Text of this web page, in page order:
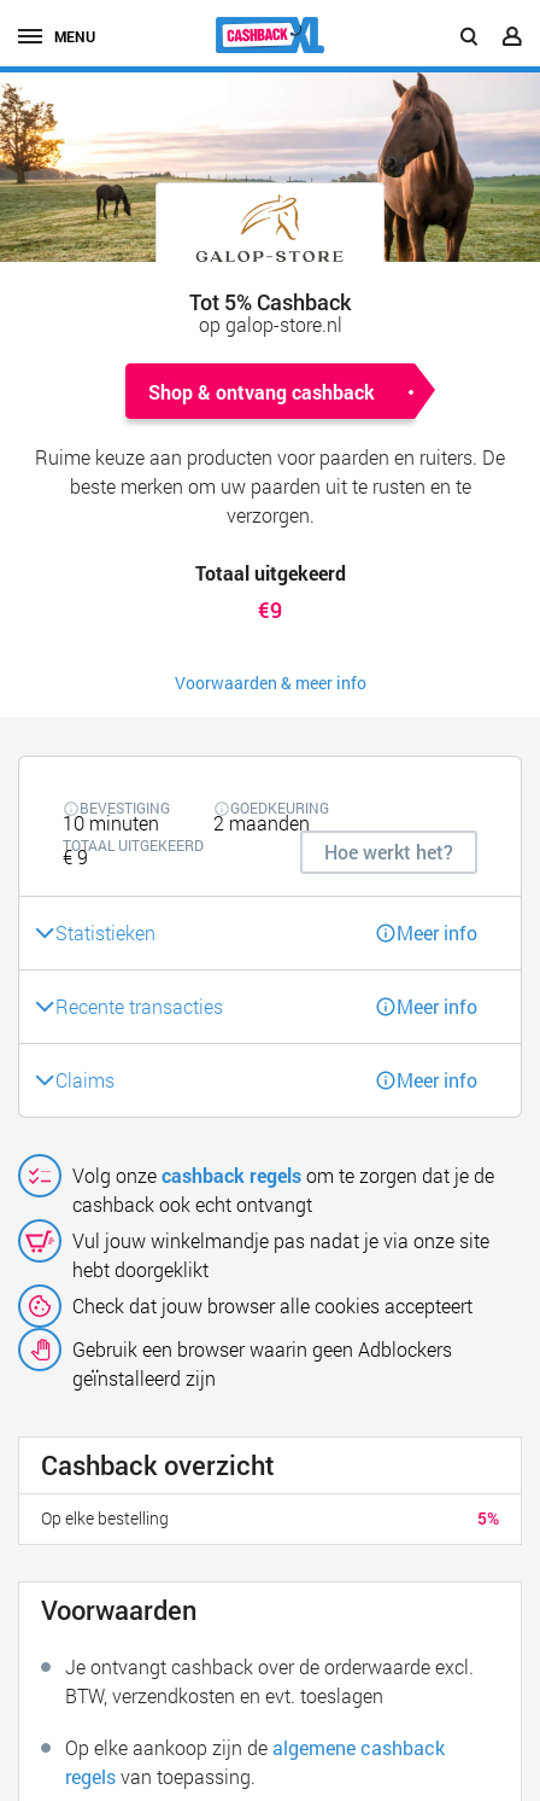
MENU
Tot 5% Cashback
op galop-store.nl
Shop & ontvang cashback
Ruime keuze aan producten voor paarden en ruiters. De
beste merken om uw paarden uit te rusten en te
verzorgen.
Totaal uitgekeerd
€9
Voorwaarden & meer info
BEVESTIGING
10 minuten
GOEDKEURING
2 maanden
TOTAAL UITGEKEERD
€ 9 Hoe werkt het?
Statistieken Meer info
Recente transacties Meer info
Claims Meer info
Volg onzecashback regelsom te zorgen dat je de
cashback ook echt ontvangt
Vul jouw winkelmandje pas nadat je via onze site
hebt doorgeklikt
Check dat jouw browser alle cookies accepteert
Gebruik een browser waarin geen Adblockers
geïnstalleerd zijn
Cashback overzicht
5%
Op elke bestelling
Voorwaarden
Je ontvangt cashback over de orderwaarde excl.
BTW, verzendkosten en evt. toeslagen
Op elke aankoop zijn dealgemene cashback
regelsvan toepassing.